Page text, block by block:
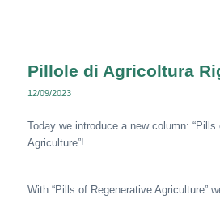
Pillole di Agricoltura
12/09/2023
Today we introduce a new column: “Pills
Agriculture”!
With “Pills of Regenerative Agriculture”